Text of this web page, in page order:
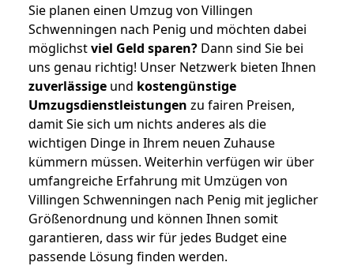
Sie planen einen Umzug von Villingen
Schwenningen nach Penig und möchten dabei
möglichstviel Geld sparen? Dann sind Sie bei
uns genau richtig! Unser Netzwerk bieten Ihnen
zuverlässige und kostengünstige
Umzugsdienstleistungen zu fairen Preisen,
damit Sie sich um nichts anderes als die
wichtigen Dinge in Ihrem neuen Zuhause
kümmern müssen. Weiterhin verfügen wir über
umfangreiche Erfahrung mit Umzügen von
Villingen Schwenningen nach Penig mit jeglicher
Größenordnung und können Ihnen somit
garantieren, dass wir für jedes Budget eine
passende Lösung finden werden.